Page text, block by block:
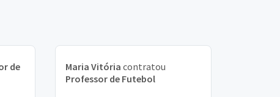
de
Maria Vitória contratou
Professor de Futebol